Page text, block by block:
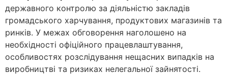
державного контролю за діяльністю закладів
громадського харчування, продуктових магазинів та
ринків. У межах обговорення наголошено на
необхідності офіційного працевлаштування,
особливостях розслідування нещасних випадків на
виробництві та ризиках нелегальної зайнятості.